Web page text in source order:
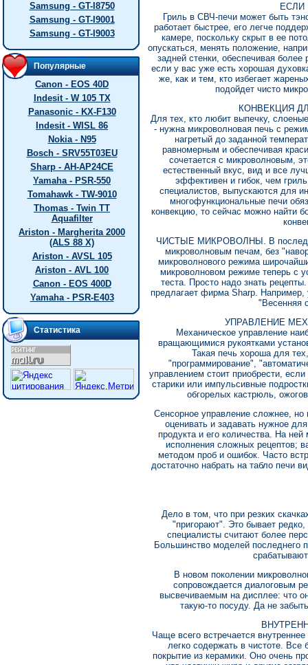
Samsung - GT-I8750
Samsung - GT-I9001
Samsung - GT-I9003
Популярные
Canon - EOS 40D
Indesit - W 105 TX
Panasonic - KX-F130
Indesit - WISL 86
Nokia - N95
Bosch - SRV55T03EU
Sharp - AH-AP24CE
Yamaha - PSR-550
Tomahawk - TW-9010
Thomas - Twin TT
Aquafilter
Ariston - Margherita 2000
(ALS 88 X)
Ariston - AVSL 105
Ariston - AVL 100
Canon - EOS 400D
Yamaha - PSR-E403
Статистика
ЕСЛИ
Гриль в СВЧ-печи может быть
работает быстрее, его легче
камере, поскольку скрыт в ее
опускаться, менять положение,
задней стенки, обеспечивая
если у вас уже есть хорошая
же, как и тем, кто избегает
подойдет чисто
КОНВЕКЦИЯ
Для тех, кто любит выпечку,
- нужна микроволновая печь с
нагретый до заданной
равномерным и обеспечивая
сочетается с микроволновым,
естественный вкус, вид и все
эффективен и гибок, чем
специалистов, выпускаются для
многофункциональные печи
конвекцию, то сейчас можно найти
ЧИСТЫЕ МИКРОВОЛНЫ. В
микроволновым печам, без
микроволнового режима
микроволновом режиме теперь с
теста. Просто надо знать
предлагает фирма Sharp. Например,
"Весенняя
УПРАВЛЕНИЕ
Механическое управление
вращающимися рукоятками
Такая печь хороша для
"программирование",
управлением стоит приобрести,
старики или импульсивные
обгорелых кастрюль,
Сенсорное управление сложнее, но
оценивать и задавать нужное
продукта и его количества. На
исполнения сложных рецептов;
методом проб и ошибок. Часто
достаточно набрать на табло печи
Дело в том, что при резких
"пригорают". Это бывает
специалисты считают более
Большинство моделей последнего
В новом поколении
сопровождается диалоговым
высвечиваемым на дисплее: что
такую-то посуду. Да не
Чаще всего встречается
легко содержать в чистоте. Все
покрытие из керамики. Оно очень